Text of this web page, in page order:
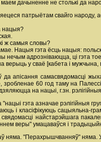
дачыненне не столькі да
патрыётам свайго народу,
нацыя?
ж самыя словы?
Нацыя гэта ёсць нацыя:
нечым адрозніваюцца, ці гэта
верыць у сваё [кабета і мужчына,
да апісання самасвядомасці
зробленае 60 год таму на
на нацыі, г.зн.
"нацыі гэта азначае рэлігійныя
і класіфікуюць сацыяльна-
свядомасці найстарэйшага
веры" умацаваўся і
няма. "Перахрышчванняў" няма.